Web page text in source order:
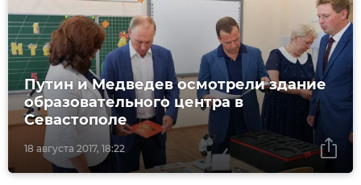
18 августа 2017, 18:22
Путин и Медведев осмотрели здание
образовательного центра в
Севастополе